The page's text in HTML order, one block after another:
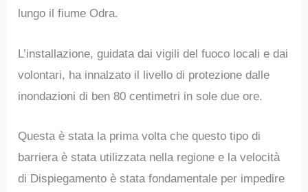
lungo il fiume Odra.
L’installazione, guidata dai vigili del fuoco locali e dai
volontari, ha innalzato il livello di protezione dalle
inondazioni di ben 80 centimetri in sole due ore.
Questa è stata la prima volta che questo tipo di
barriera è stata utilizzata nella regione e la velocità
di Dispiegamento è stata fondamentale per impedire